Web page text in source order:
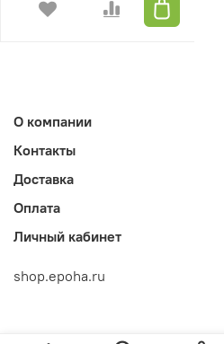
О компании
Контакты
Доставка
Оплата
Личный кабинет
shop.epoha.ru